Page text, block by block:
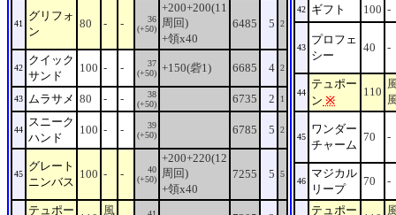
41
グリフォ
ン
80 - -
36
(+50)
+200+200(11
周回)
+領x40
6485 5 2
42
クイック
サンド
100 - -
37
(+50) +150(砦1) 6685 4 2
43 ムラサメ 80 - -
38
(+50)
6735 2 1
44
スニーク
ハンド
100 - -
39
(+50)
6785 5 2
45
グレート
ニンバス
100 - -
40
(+50)
+200+220(12
周回)
+領x40
7255 5 5
テュポー
風
42 ギフト 100 -
43
プロフェ
シー
40 -
44
テュポー
ン ※
110
45
ワンダー
チャーム
70 -
46
マジカル
リープ
70 -
テュポー